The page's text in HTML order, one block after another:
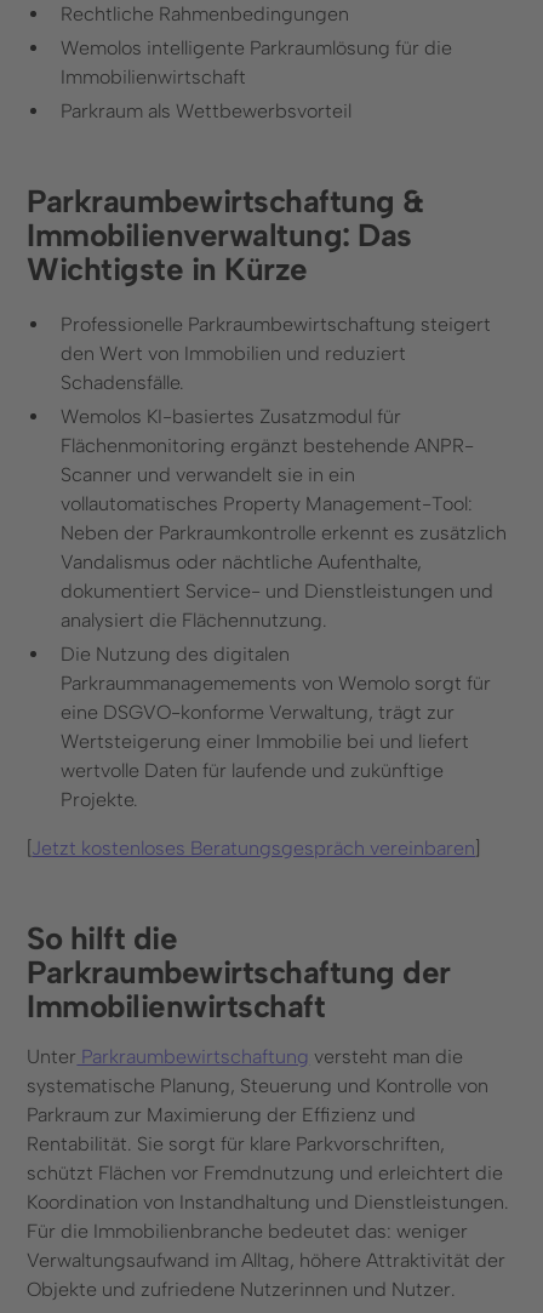
Rechtliche Rahmenbedingungen
Wemolos intelligente Parkraumlösung für die
Immobilienwirtschaft
Parkraum als Wettbewerbsvorteil
Parkraumbewirtschaftung &
Immobilienverwaltung: Das
Wichtigste in Kürze
Professionelle Parkraumbewirtschaftung steigert
den Wert von Immobilien und reduziert
Schadensfälle.
Wemolos KI-basiertes Zusatzmodul für
Flächenmonitoring ergänzt bestehende ANPR-
Scanner und verwandelt sie in ein
vollautomatisches Property Management-Tool:
Neben der Parkraumkontrolle erkennt es zusätzlich
Vandalismus oder nächtliche Aufenthalte,
dokumentiert Service- und Dienstleistungen und
analysiert die Flächennutzung.
Die Nutzung des digitalen
Parkraummanagemements von Wemolo sorgt für
eine DSGVO-konforme Verwaltung, trägt zur
Wertsteigerung einer Immobilie bei und liefert
wertvolle Daten für laufende und zukünftige
Projekte.
[Jetzt kostenloses Beratungsgespräch vereinbaren]
So hilft die
Parkraumbewirtschaftung der
Immobilienwirtschaft
Unter Parkraumbewirtschaftung versteht man die
systematische Planung, Steuerung und Kontrolle von
Parkraum zur Maximierung der Effizienz und
Rentabilität. Sie sorgt für klare Parkvorschriften,
schützt Flächen vor Fremdnutzung und erleichtert die
Koordination von Instandhaltung und Dienstleistungen.
Für die Immobilienbranche bedeutet das: weniger
Verwaltungsaufwand im Alltag, höhere Attraktivität der
Objekte und zufriedene Nutzerinnen und Nutzer.